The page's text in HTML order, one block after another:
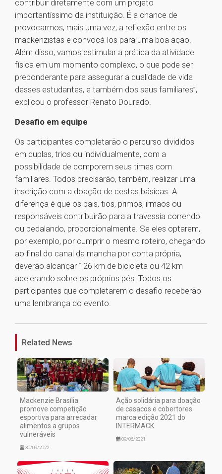
contribuir diretamente com um projeto
importantíssimo da instituição. É a chance de
provocarmos, mais uma vez, a reflexão entre os
mackenzistas e convocá-los para uma boa ação.
Além disso, vamos estimular a prática da atividade
física em um momento complexo, o que pode ser
preponderante para assegurar a qualidade de vida
desses estudantes, e também dos seus familiares”,
explicou o professor Renato Dourado.
Desafio em equipe
Os participantes completarão o percurso divididos
em duplas, trios ou individualmente, com a
possibilidade de comporem seus times com
familiares. Todos precisarão, também, realizar uma
inscrição com a doação de cestas básicas. A
diferença é que os pais, tios, primos, irmãos ou
responsáveis contribuirão para a travessia correndo
ou pedalando, proporcionalmente. Se eles optarem,
por exemplo, por cumprir o mesmo roteiro, chegando
ao final do canal da mancha por conta própria,
deverão alcançar 126 km de bicicleta ou 42 km
acelerando sobre os próprios pés. Todos os
participantes que completarem o desafio receberão
uma lembrança do evento.1
Related News
Mackenzie Brasília
promove competição
esportiva para arrecadar
alimentos a grupos
vulneráveis
30/09/2022
Ação solidária para doação
de casacos e cobertores
marca edição 2021 do
INTERMACK
09/06/2021